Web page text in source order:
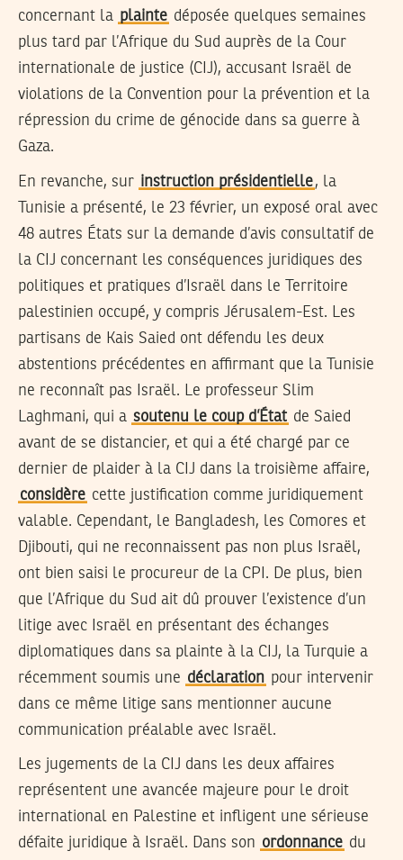
concernant la plainte déposée quelques semaines
plus tard par l’Afrique du Sud auprès de la Cour
internationale de justice (CIJ), accusant Israël de
violations de la Convention pour la prévention et la
répression du crime de génocide dans sa guerre à
Gaza.
En revanche, sur instruction présidentielle, la
Tunisie a présenté, le 23 février, un exposé oral avec
48 autres États sur la demande d’avis consultatif de
la CIJ concernant les conséquences juridiques des
politiques et pratiques d’Israël dans le Territoire
palestinien occupé, y compris Jérusalem-Est. Les
partisans de Kais Saied ont défendu les deux
abstentions précédentes en affirmant que la Tunisie
ne reconnaît pas Israël. Le professeur Slim
Laghmani, qui a soutenu le coup d’État de Saied
avant de se distancier, et qui a été chargé par ce
dernier de plaider à la CIJ dans la troisième affaire,
considère cette justification comme juridiquement
valable. Cependant, le Bangladesh, les Comores et
Djibouti, qui ne reconnaissent pas non plus Israël,
ont bien saisi le procureur de la CPI. De plus, bien
que l’Afrique du Sud ait dû prouver l’existence d’un
litige avec Israël en présentant des échanges
diplomatiques dans sa plainte à la CIJ, la Turquie a
récemment soumis une déclaration pour intervenir
dans ce même litige sans mentionner aucune
communication préalable avec Israël.
Les jugements de la CIJ dans les deux affaires
représentent une avancée majeure pour le droit
international en Palestine et infligent une sérieuse
défaite juridique à Israël. Dans son ordonnance du